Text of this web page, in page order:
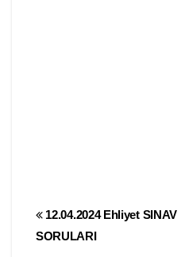
Yazı
12.04.2024 Ehliyet SINAV
SORULARI